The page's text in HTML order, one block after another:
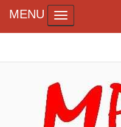
MENU Toggle navigation